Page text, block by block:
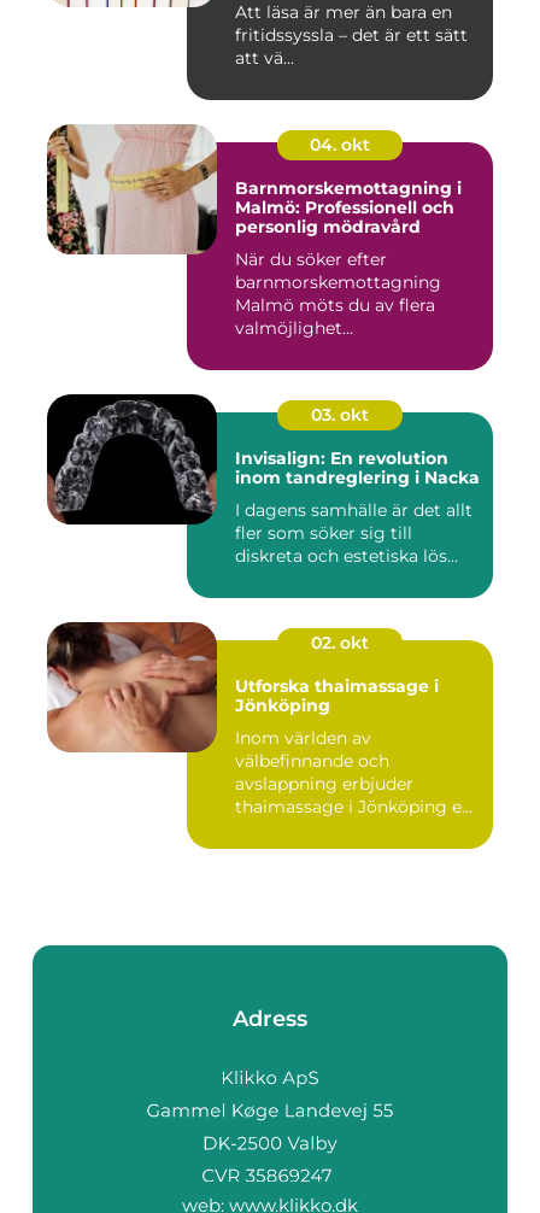
Att läsa är mer än bara en
fritidssyssla – det är ett sätt
att vä...
04. okt
Barnmorskemottagning i
Malmö: Professionell och
personlig mödravård
När du söker efter
barnmorskemottagning
Malmö möts du av flera
valmöjlighet...
03. okt
Invisalign: En revolution
inom tandreglering i Nacka
I dagens samhälle är det allt
fler som söker sig till
diskreta och estetiska lös...
02. okt
Utforska thaimassage i
Jönköping
Inom världen av
välbefinnande och
avslappning erbjuder
thaimassage i Jönköping e...
Adress
web: www.klikko.dk